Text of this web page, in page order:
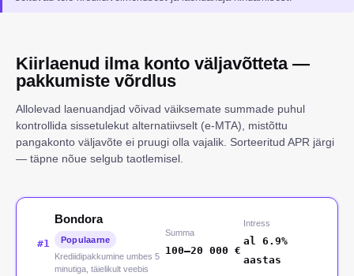
Kiirlaenud ilma konto väljavõtteta —
pakkumiste võrdlus
Allolevad laenuandjad võivad väiksemate summade puhul
kontrollida sissetulekut alternatiivselt (e-MTA), mistõttu
pangakonto väljavõte ei pruugi olla vajalik. Sorteeritud APR järgi
— täpne nõue selgub taotlemisel.
#1
Bondora
Populaarne
Krediidipakkumine umbes 5
minutiga, täielikult veebis
Summa
100–20 000 €
Intress
al 6.9%
aastas